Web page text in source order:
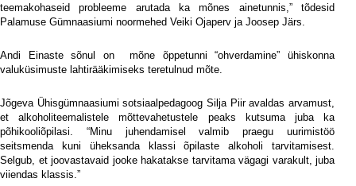
teemakohaseid probleeme arutada ka mõnes ainetunnis,” tõdesid
Palamuse Gümnaasiumi noormehed Veiki Ojaperv ja Joosep Järs.
Andi Einaste sõnul on
mõne õppetunni “ohverdamine” ühiskonna
valuküsimuste lahtirääkimiseks teretulnud mõte.
Jõgeva Ühisgümnaasiumi sotsiaalpedagoog Silja Piir avaldas arvamust,
et alkoholiteemalistele mõttevahetustele peaks kutsuma juba ka
põhikooliõpilasi. “Minu juhendamisel valmib praegu uurimistöö
seitsmenda kuni üheksanda klassi õpilaste alkoholi tarvitamisest.
Selgub, et joovastavaid jooke hakatakse tarvitama vägagi varakult, juba
viiendas klassis.”